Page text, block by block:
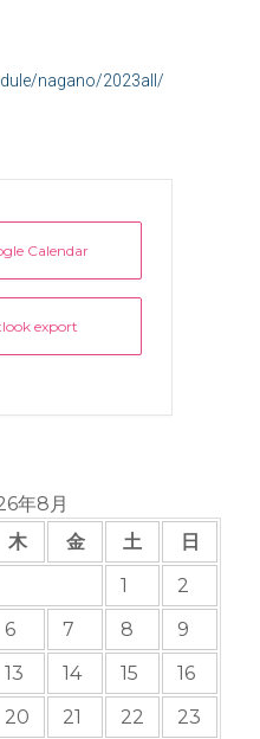
nagano/2023all/
Calendar
export
年8月
木 金 土
日
1
2
6 7 8
9
13 14 15
16
20 21 22
23